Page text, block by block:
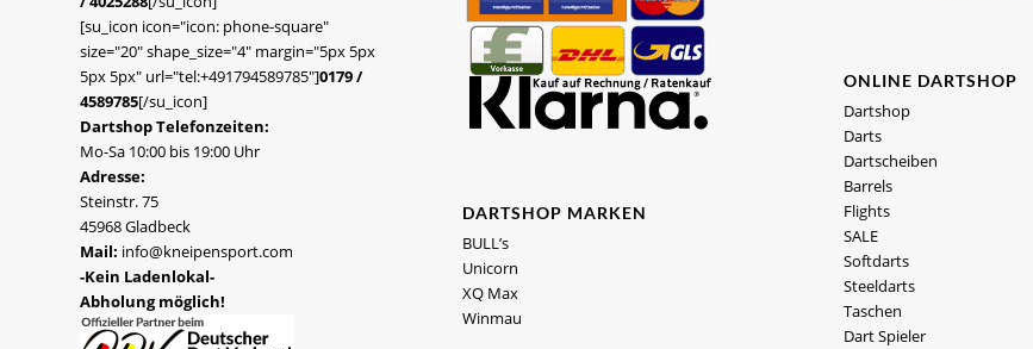
[su_icon icon="icon: phone-square"
size="20" shape_size="4" margin="5px 5px
5px 5px" url="tel:+491794589785"]0179 /
4589785[/su_icon]
Dartshop Telefonzeiten:
Mo-Sa 10:00 bis 19:00 Uhr
Adresse:
Steinstr. 75
45968 Gladbeck
Mail: info@kneipensport.com
-Kein Ladenlokal-
Abholung möglich!
DARTSHOP MARKEN
BULL’s
Unicorn
XQ Max
Winmau
ONLINE DARTSHOP
Dartshop
Darts
Dartscheiben
Barrels
Flights
SALE
Softdarts
Steeldarts
Taschen
Dart Spieler